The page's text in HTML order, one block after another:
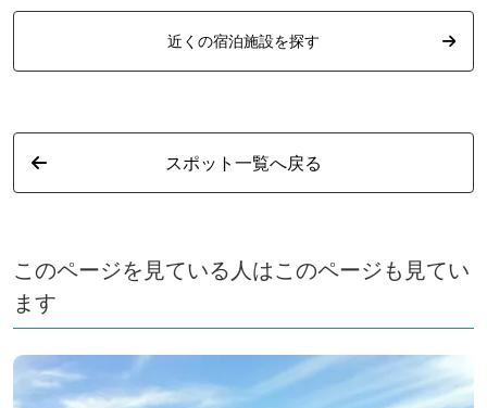
近くの宿泊施設を探す
スポット一覧へ戻る
このページを見ている人はこのページも見てい
ます